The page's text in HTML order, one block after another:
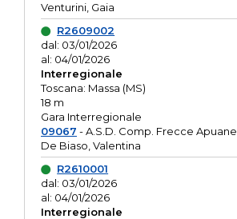
Venturini, Gaia
R2609002
dal: 03/01/2026
al: 04/01/2026
Interregionale
Toscana: Massa (MS)
18 m
Gara Interregionale
09067 - A.S.D. Comp. Frecce Apuane
De Biaso, Valentina
R2610001
dal: 03/01/2026
al: 04/01/2026
Interregionale